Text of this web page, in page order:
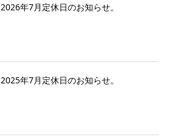
2026年7月定休日のお知らせ。
2025年7月定休日のお知らせ。